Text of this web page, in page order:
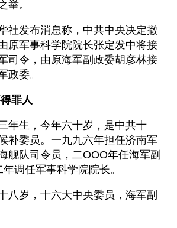
举。
社发布消息称，中共中央决定撤
原军事科学院院长张定发中将接
司令，由原海军副政委胡彦林接
政委。
罪人
年生，今年六十岁，是中共十
补委员。一九九六年担任济南军
舰队司令员，二OOO年任海军副
调任军事科学院院长。
八岁，十六大中央委员，海军副